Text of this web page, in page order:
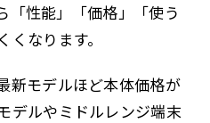
性能」「価格」「使う
なります。
新モデルほど本体価格が
デルやミドルレンジ端末